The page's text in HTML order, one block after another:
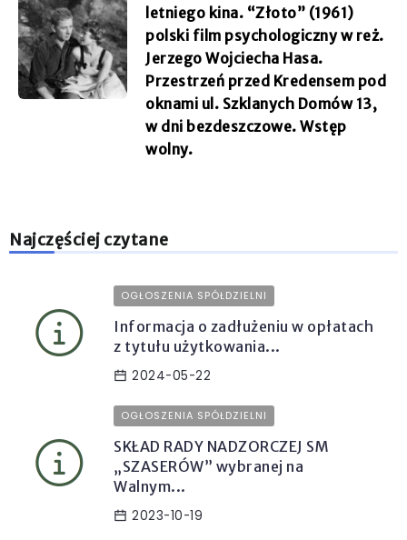
letniego kina. “Złoto” (1961)
polski film psychologiczny w reż.
Jerzego Wojciecha Hasa.
Przestrzeń przed Kredensem pod
oknami ul. Szklanych Domów 13,
w dni bezdeszczowe. Wstęp
wolny.
Najczęściej czytane
OGŁOSZENIA SPÓŁDZIELNI
Informacja o zadłużeniu w opłatach
z tytułu użytkowania...
2024-05-22
OGŁOSZENIA SPÓŁDZIELNI
SKŁAD RADY NADZORCZEJ SM
„SZASERÓW” wybranej na
Walnym...
2023-10-19